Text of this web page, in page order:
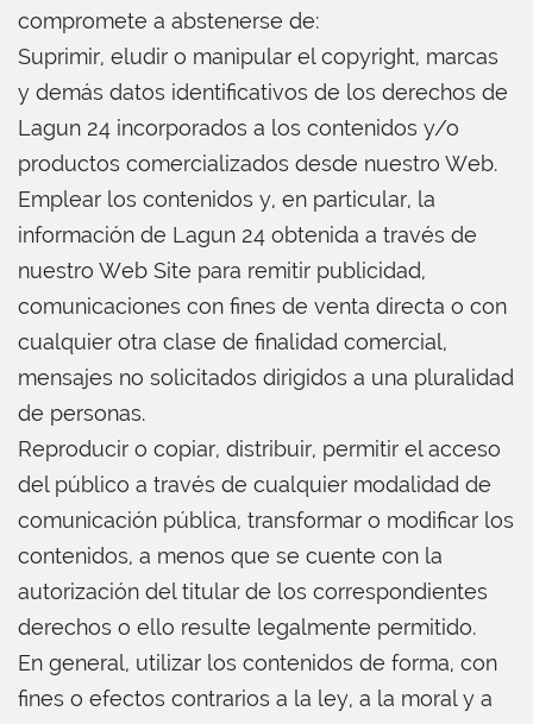
compromete a abstenerse de:
Suprimir, eludir o manipular el copyright, marcas
y demás datos identificativos de los derechos de
Lagun 24 incorporados a los contenidos y/o
productos comercializados desde nuestro Web.
Emplear los contenidos y, en particular, la
información de Lagun 24 obtenida a través de
nuestro Web Site para remitir publicidad,
comunicaciones con fines de venta directa o con
cualquier otra clase de finalidad comercial,
mensajes no solicitados dirigidos a una pluralidad
de personas.
Reproducir o copiar, distribuir, permitir el acceso
del público a través de cualquier modalidad de
comunicación pública, transformar o modificar los
contenidos, a menos que se cuente con la
autorización del titular de los correspondientes
derechos o ello resulte legalmente permitido.
En general, utilizar los contenidos de forma, con
fines o efectos contrarios a la ley, a la moral y a